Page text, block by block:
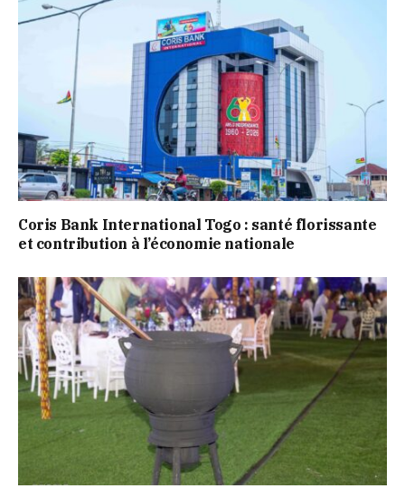
Coris Bank International Togo : santé florissante
et contribution à l’économie nationale